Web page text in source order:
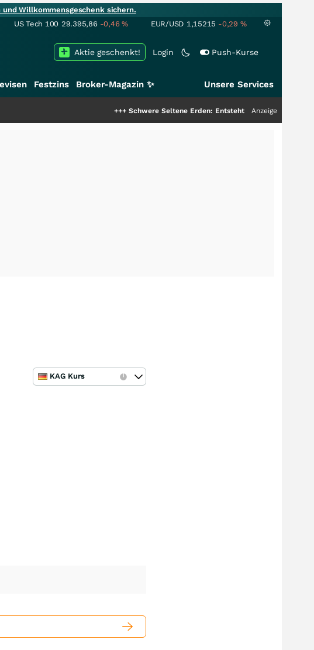
Willkommensgeschenk sichern.
US Tech 100 29.395,86 -0,46% EUR/USD 1,15215 -0,29 %
Login Push-Kurse
Aktie geschenkt!
Festzins Broker-Magazin ✨ Unsere Services
Schwere Seltene Erden: Entsteht hier die nächste
Anzeige
KAG Kurs